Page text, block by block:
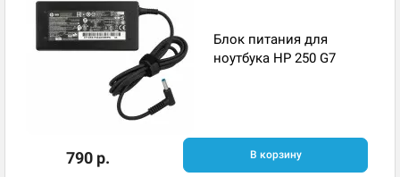
Блок питания для
ноутбука HP 250 G7
790 р. В корзину